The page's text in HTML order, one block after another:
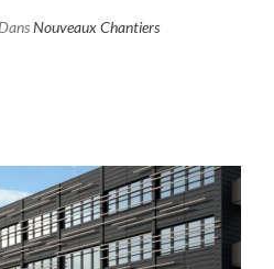
DansNouveaux Chantiers